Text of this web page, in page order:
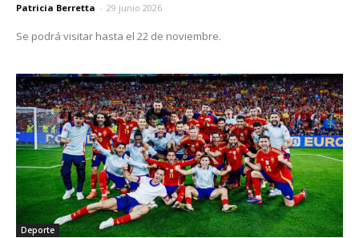
Patricia Berretta - 29 junio 2026
Se podrá visitar hasta el 22 de noviembre.
Deporte